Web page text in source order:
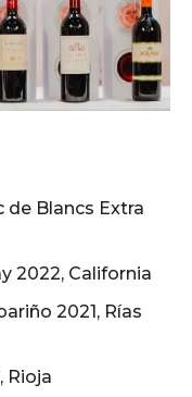
de Blancs Extra
2022, California
2021, Rías
Rioja